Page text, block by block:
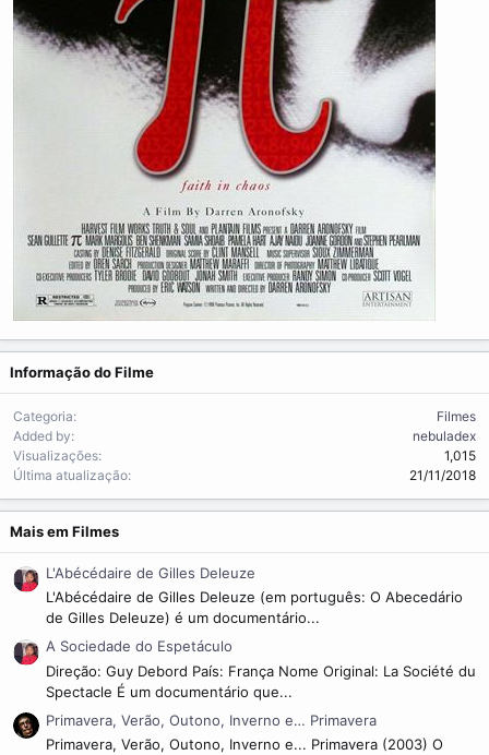
Informação do Filme
Categoria
Filmes
Added by
nebuladex
Visualizações
1,015
Última atualização
21/11/2018
Mais em Filmes
L'Abécédaire de Gilles Deleuze
L'Abécédaire de Gilles Deleuze (em português: O Abecedário
de Gilles Deleuze) é um documentário...
A Sociedade do Espetáculo
Direção: Guy Debord País: França Nome Original: La Société du
Spectacle É um documentário que...
Primavera, Verão, Outono, Inverno e… Primavera
Primavera, Verão, Outono, Inverno e... Primavera (2003) O